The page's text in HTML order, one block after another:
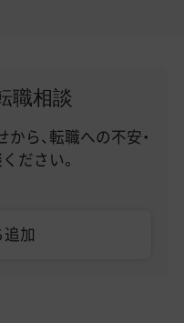
職相談
ら、転職への不安・
ださい。
加